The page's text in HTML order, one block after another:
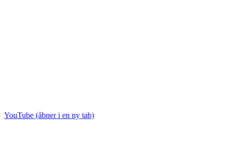
YouTube (åbner i en ny tab)